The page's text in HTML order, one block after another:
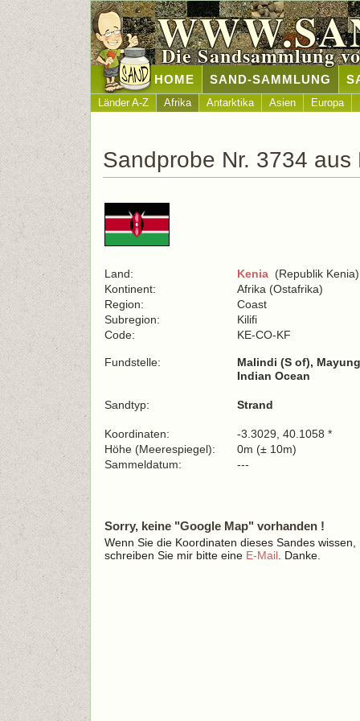
Die Sandsammlung
HOME SAND-SAMMLUNG
Länder A-Z Afrika Antarktika Asien Europa
Sandprobe Nr. 3734 aus
Land: Kenia (Republik Kenia)
Kontinent:
Afrika (Ostafrika)
Region:
Coast
Subregion:
Kilifi
Code:
KE-CO-KF
Fundstelle:
Malindi (S of),
Indian Ocean
Sandtyp: Strand
Koordinaten:
-3.3029, 40.1058 *
Höhe (Meerespiegel):
0m (± 10m)
Sammeldatum:
---
Sorry, keine "Google Map" vorhanden !
Wenn Sie die Koordinaten dieses Sandes wissen,
schreiben Sie mir bitte eine E-Mail . Danke.